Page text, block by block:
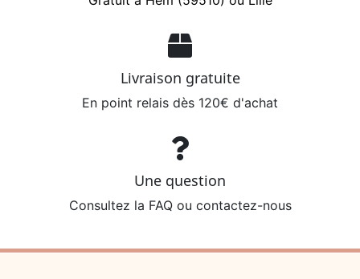
Livraison gratuite
En point relais dès 120€ d'achat
Une question
Consultez la FAQ ou contactez-nous